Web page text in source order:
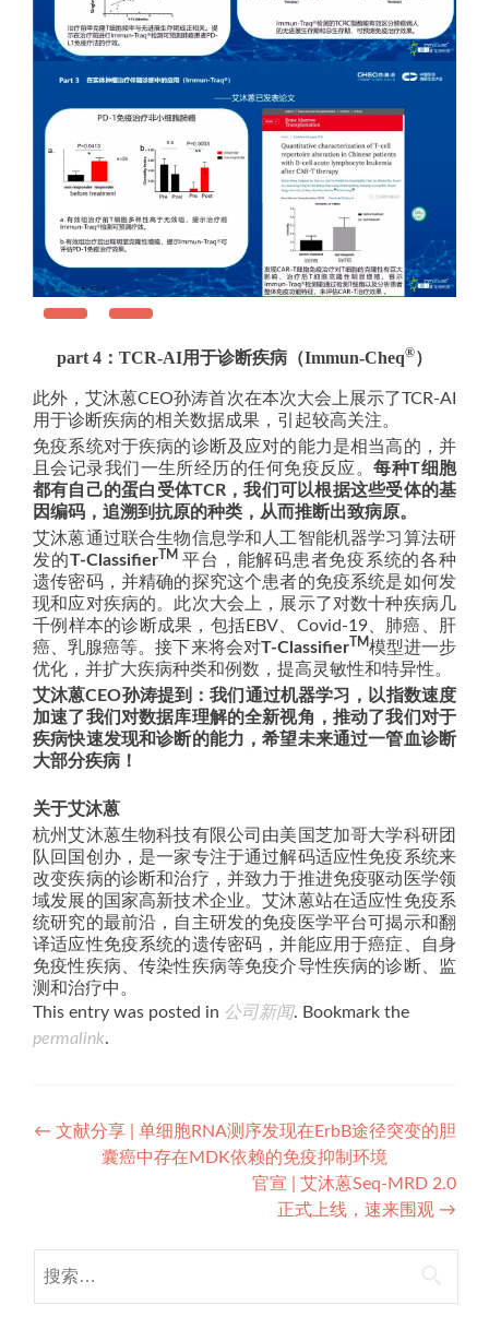
part 4：TCR-AI用于诊断疾病（Immun-Cheq®）
此外，艾沐蒽CEO孙涛首次在本次大会上展示了TCR-AI
用于诊断疾病的相关数据成果，引起较高关注。
免疫系统对于疾病的诊断及应对的能力是相当高的，并
且会记录我们一生所经历的任何免疫反应。每种T细胞
都有自己的蛋白受体TCR，我们可以根据这些受体的基
因编码，追溯到抗原的种类，从而推断出致病原。
艾沐蒽通过联合生物信息学和人工智能机器学习算法研
发的T-ClassifierTM平台，能解码患者免疫系统的各种
遗传密码，并精确的探究这个患者的免疫系统是如何发
现和应对疾病的。此次大会上，展示了对数十种疾病几
千例样本的诊断成果，包括EBV、Covid-19、肺癌、肝
癌、乳腺癌等。接下来将会对T-ClassifierTM模型进一步
优化，并扩大疾病种类和例数，提高灵敏性和特异性。
艾沐蒽CEO孙涛提到：我们通过机器学习，以指数速度
加速了我们对数据库理解的全新视角，推动了我们对于
疾病快速发现和诊断的能力，希望未来通过一管血诊断
大部分疾病！
关于艾沐蒽
杭州艾沐蒽生物科技有限公司由美国芝加哥大学科研团
队回国创办，是一家专注于通过解码适应性免疫系统来
改变疾病的诊断和治疗，并致力于推进免疫驱动医学领
域发展的国家高新技术企业。艾沐蒽站在适应性免疫系
统研究的最前沿，自主研发的免疫医学平台可揭示和翻
译适应性免疫系统的遗传密码，并能应用于癌症、自身
免疫性疾病、传染性疾病等免疫介导性疾病的诊断、监
测和治疗中。
This entry was posted in 公司新闻. Bookmark the
permalink.
Post
navigation
← 文献分享 | 单细胞RNA测序发现在ErbB途径突变的胆
囊癌中存在MDK依赖的免疫抑制环境
官宣 | 艾沐蒽Seq-MRD 2.0
正式上线，速来围观 →
索：